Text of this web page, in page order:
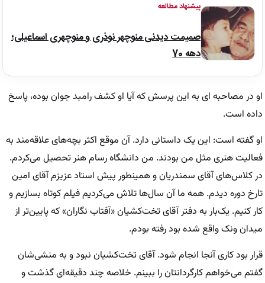
پیشنهاد مطالعه
صمیمت دیدنی منوچهر نوذری و منوچهری اسماعیلی؛
دهه 70
او در مصاحبه ای به این پرسش که آیا او کشف رامبد جوان بوده، پاسخ
داده است.
او گفته است: این یک داستانی دارد. آن موقع اکثر بچه‌های علاقه‌مند به
فعالیت هنری مثل من بودند. من دانشگاه رسام هنر تحصیل می‌کردم.
در کلاس‌های آقای سمندریان و همینطور پیش استاد عزیزم آقای امین
تارخ دوره دیدم. همه ما آن سال‌ها تلاش می‌کردیم فیلم کوتاه بسازیم و
کار کنیم. یک‌بار به دفتر آقای تخت‌کشیان «آفتاب نگاران» که پایین‌تر از
میدان ونک واقع شده بود رفته بودم.
قرار بود کاری آنجا انجام شود. آقای تخت‌کشیان نبود و به منشی‌شان
گفتم می‌خواهم کارگردانتان را ببینم. خلاصه چند دقیقه‌ای گذشت و